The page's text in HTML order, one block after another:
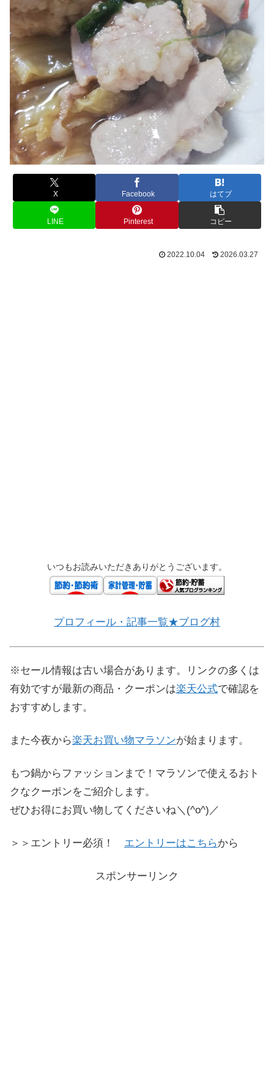
X Facebook はてブ
LINE Pinterest コピー
2022.10.04 2026.03.27
いつもお読みいただきありがとうございます。
プロフィール・記事一覧★ブログ村
※セール情報は古い場合があります。リンクの多くは
有効ですが最新の商品・クーポンは楽天公式で確認を
おすすめします。
また今夜から楽天お買い物マラソンが始まります。
もつ鍋からファッションまで！マラソンで使えるおト
クなクーポンをご紹介します。
ぜひお得にお買い物してくださいね＼(^o^)／
＞＞エントリー必須！ エントリーはこちらから
スポンサーリンク